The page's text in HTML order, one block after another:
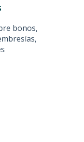
bonos,